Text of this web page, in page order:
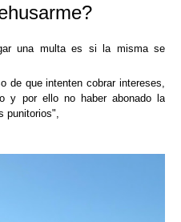
una multa es si la misma se
de que intenten cobrar intereses,
y por ello no haber abonado la
punitorios",